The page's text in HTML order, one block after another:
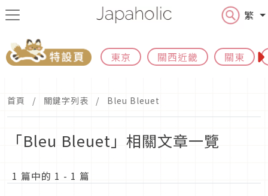
繁
東京 關西近畿 關東
首頁 關鍵字列表 Bleu Bleuet
「Bleu Bleuet」相關文章一覽
1 篇中的 1 - 1 篇